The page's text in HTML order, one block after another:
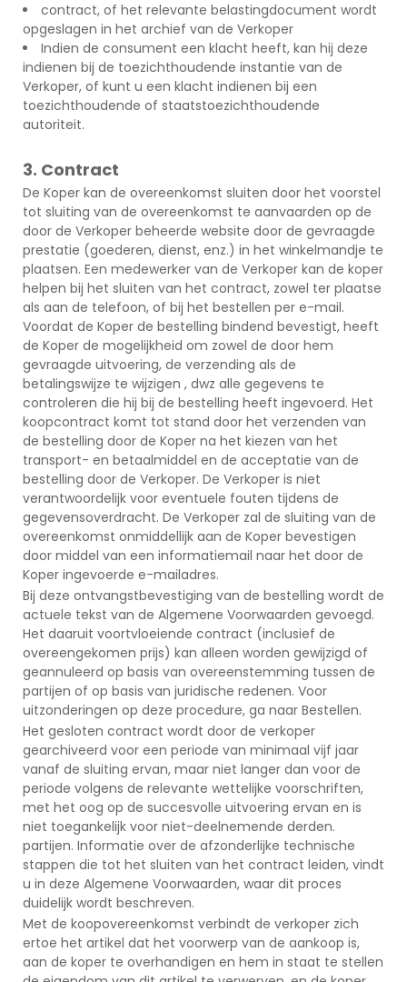
contract, of het relevante belastingdocument wordt
opgeslagen in het archief van de Verkoper
Indien de consument een klacht heeft, kan hij deze
indienen bij de toezichthoudende instantie van de
Verkoper, of kunt u een klacht indienen bij een
toezichthoudende of staatstoezichthoudende
autoriteit.
3. Contract
De Koper kan de overeenkomst sluiten door het voorstel
tot sluiting van de overeenkomst te aanvaarden op de
door de Verkoper beheerde website door de gevraagde
prestatie (goederen, dienst, enz.) in het winkelmandje te
plaatsen. Een medewerker van de Verkoper kan de koper
helpen bij het sluiten van het contract, zowel ter plaatse
als aan de telefoon, of bij het bestellen per e-mail.
Voordat de Koper de bestelling bindend bevestigt, heeft
de Koper de mogelijkheid om zowel de door hem
gevraagde uitvoering, de verzending als de
betalingswijze te wijzigen , dwz alle gegevens te
controleren die hij bij de bestelling heeft ingevoerd. Het
koopcontract komt tot stand door het verzenden van
de bestelling door de Koper na het kiezen van het
transport- en betaalmiddel en de acceptatie van de
bestelling door de Verkoper. De Verkoper is niet
verantwoordelijk voor eventuele fouten tijdens de
gegevensoverdracht. De Verkoper zal de sluiting van de
overeenkomst onmiddellijk aan de Koper bevestigen
door middel van een informatiemail naar het door de
Koper ingevoerde e-mailadres.
Bij deze ontvangstbevestiging van de bestelling wordt de
actuele tekst van de Algemene Voorwaarden gevoegd.
Het daaruit voortvloeiende contract (inclusief de
overeengekomen prijs) kan alleen worden gewijzigd of
geannuleerd op basis van overeenstemming tussen de
partijen of op basis van juridische redenen. Voor
uitzonderingen op deze procedure, ga naar Bestellen.
Het gesloten contract wordt door de verkoper
gearchiveerd voor een periode van minimaal vijf jaar
vanaf de sluiting ervan, maar niet langer dan voor de
periode volgens de relevante wettelijke voorschriften,
met het oog op de succesvolle uitvoering ervan en is
niet toegankelijk voor niet-deelnemende derden.
partijen. Informatie over de afzonderlijke technische
stappen die tot het sluiten van het contract leiden, vindt
u in deze Algemene Voorwaarden, waar dit proces
duidelijk wordt beschreven.
Met de koopovereenkomst verbindt de verkoper zich
ertoe het artikel dat het voorwerp van de aankoop is,
aan de koper te overhandigen en hem in staat te stellen